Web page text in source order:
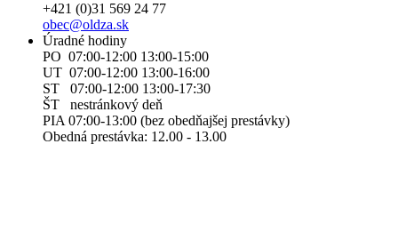
+421 (0)31 569 24 77
obec@oldza.sk
Úradné hodiny
PO 07:00-12:00 13:00-15:00
UT 07:00-12:00 13:00-16:00
ST 07:00-12:00 13:00-17:30
ŠT nestránkový deň
PIA 07:00-13:00 (bez obedňajšej prestávky)
Obedná prestávka: 12.00 - 13.00